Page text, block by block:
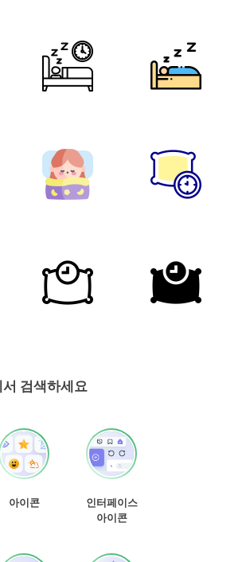
검색하세요
아이콘
인터페이스
아이콘